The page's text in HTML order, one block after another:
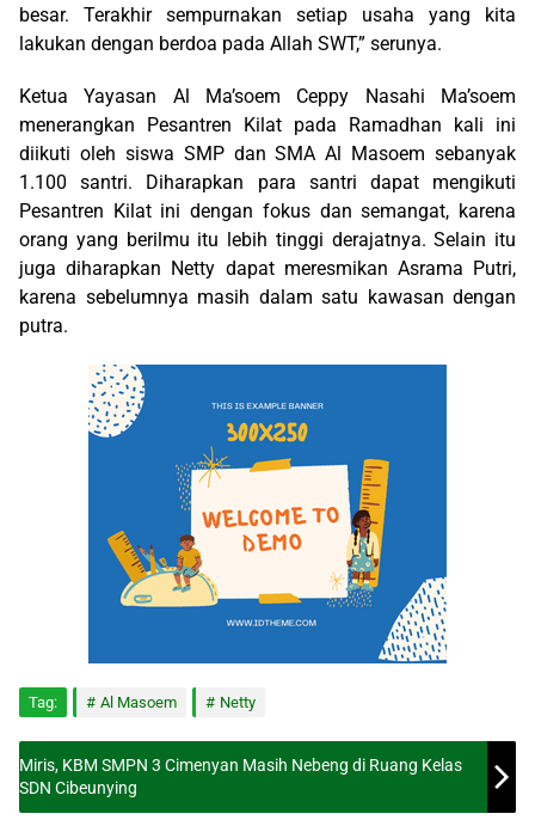
besar. Terakhir sempurnakan setiap usaha yang kita
lakukan dengan berdoa pada Allah SWT,” serunya.
Ketua Yayasan Al Ma’soem Ceppy Nasahi Ma’soem
menerangkan Pesantren Kilat pada Ramadhan kali ini
diikuti oleh siswa SMP dan SMA Al Masoem sebanyak
1.100 santri. Diharapkan para santri dapat mengikuti
Pesantren Kilat ini dengan fokus dan semangat, karena
orang yang berilmu itu lebih tinggi derajatnya. Selain itu
juga diharapkan Netty dapat meresmikan Asrama Putri,
karena sebelumnya masih dalam satu kawasan dengan
putra.
Tag: Al Masoem Netty
Miris, KBM SMPN 3 Cimenyan Masih Nebeng di Ruang Kelas
SDN Cibeunying